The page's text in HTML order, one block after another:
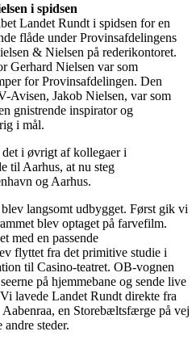
i spidsen
Landet Rundt i spidsen for en
flåde under Provinsafdelingens
& Nielsen på rederikontoret.
Gerhard Nielsen var som
for Provinsafdelingen. Den
Avisen, Jakob Nielsen, var som
gnistrende inspirator og
i mål.
i øvrigt af kollegaer i
til Aarhus, at nu steg
og Aarhus.
langsomt udbygget. Først gik vi
blev optaget på farvefilm.
med en passende
flyttet fra det primitive studie i
til Casino-teatret. OB-vognen
på hjemmebane og sende live
lavede Landet Rundt direkte fra
en Storebæltsfærge på vej
steder.